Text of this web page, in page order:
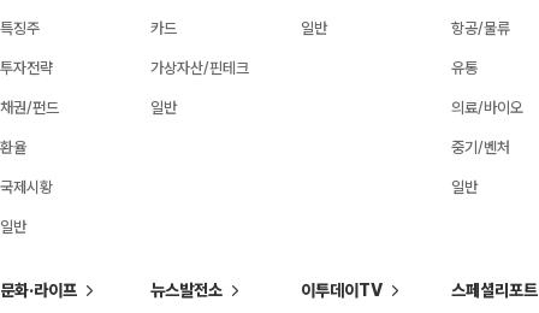
특징주
투자전략
채권/펀드
환율
국제시황
일반
카드
가상자산/핀테크
일반
일반 항공/물류
유통
의료/바이오
중기/벤처
일반
문화·라이프 뉴스발전소 이투데이TV 스페셜리포트